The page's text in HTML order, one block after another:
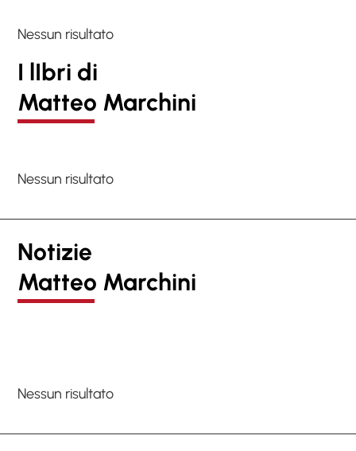
Nessun risultato
I lIbri di
Matteo Marchini
Nessun risultato
Notizie
Matteo Marchini
Nessun risultato